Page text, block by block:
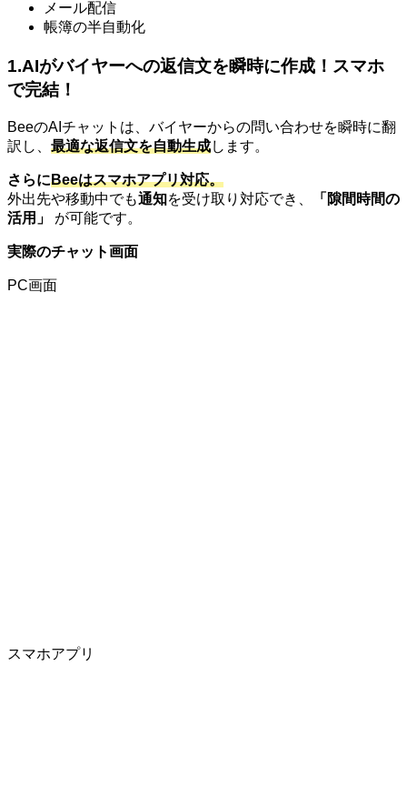
メール配信
帳簿の半自動化
1.AIがバイヤーへの返信文を瞬時に作成！スマホ
で完結！
BeeのAIチャットは、バイヤーからの問い合わせを瞬時に翻
訳し、 最適な返信文を自動生成します。
さらにBeeはスマホアプリ対応。
外出先や移動中でも通知を受け取り対応でき、
「隙間時間の
活用」
が可能です。
実際のチャット画面
PC画面
スマホアプリ